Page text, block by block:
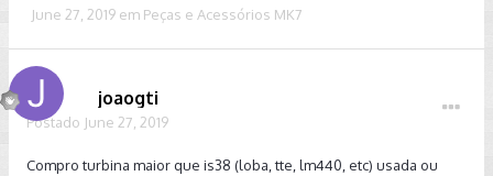
June 27, 2019 em Peças e Acessórios MK7
joaogti
Postado June 27, 2019
Compro turbina maior que is38 (loba, tte, lm440, etc) usada ou